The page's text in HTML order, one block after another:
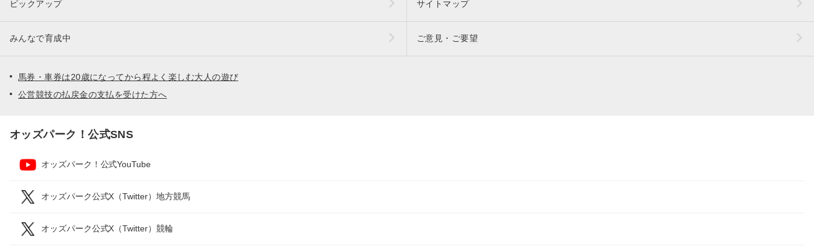
ピックアップ サイトマップ
みんなで育成中 ご意見・ご要望
馬券・車券は20歳になってから程よく楽しむ大人の遊び
公営競技の払戻金の支払を受けた方へ
オッズパーク！公式SNS
オッズパーク！公式YouTube
オッズパーク公式X（Twitter）地方競馬
オッズパーク公式X（Twitter）競輪